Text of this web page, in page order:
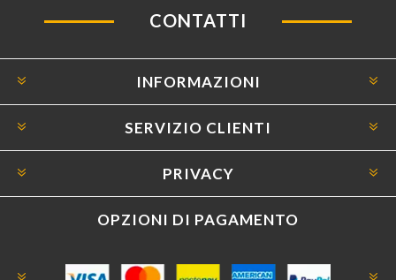
CONTATTI
INFORMAZIONI
SERVIZIO CLIENTI
PRIVACY
OPZIONI DI PAGAMENTO